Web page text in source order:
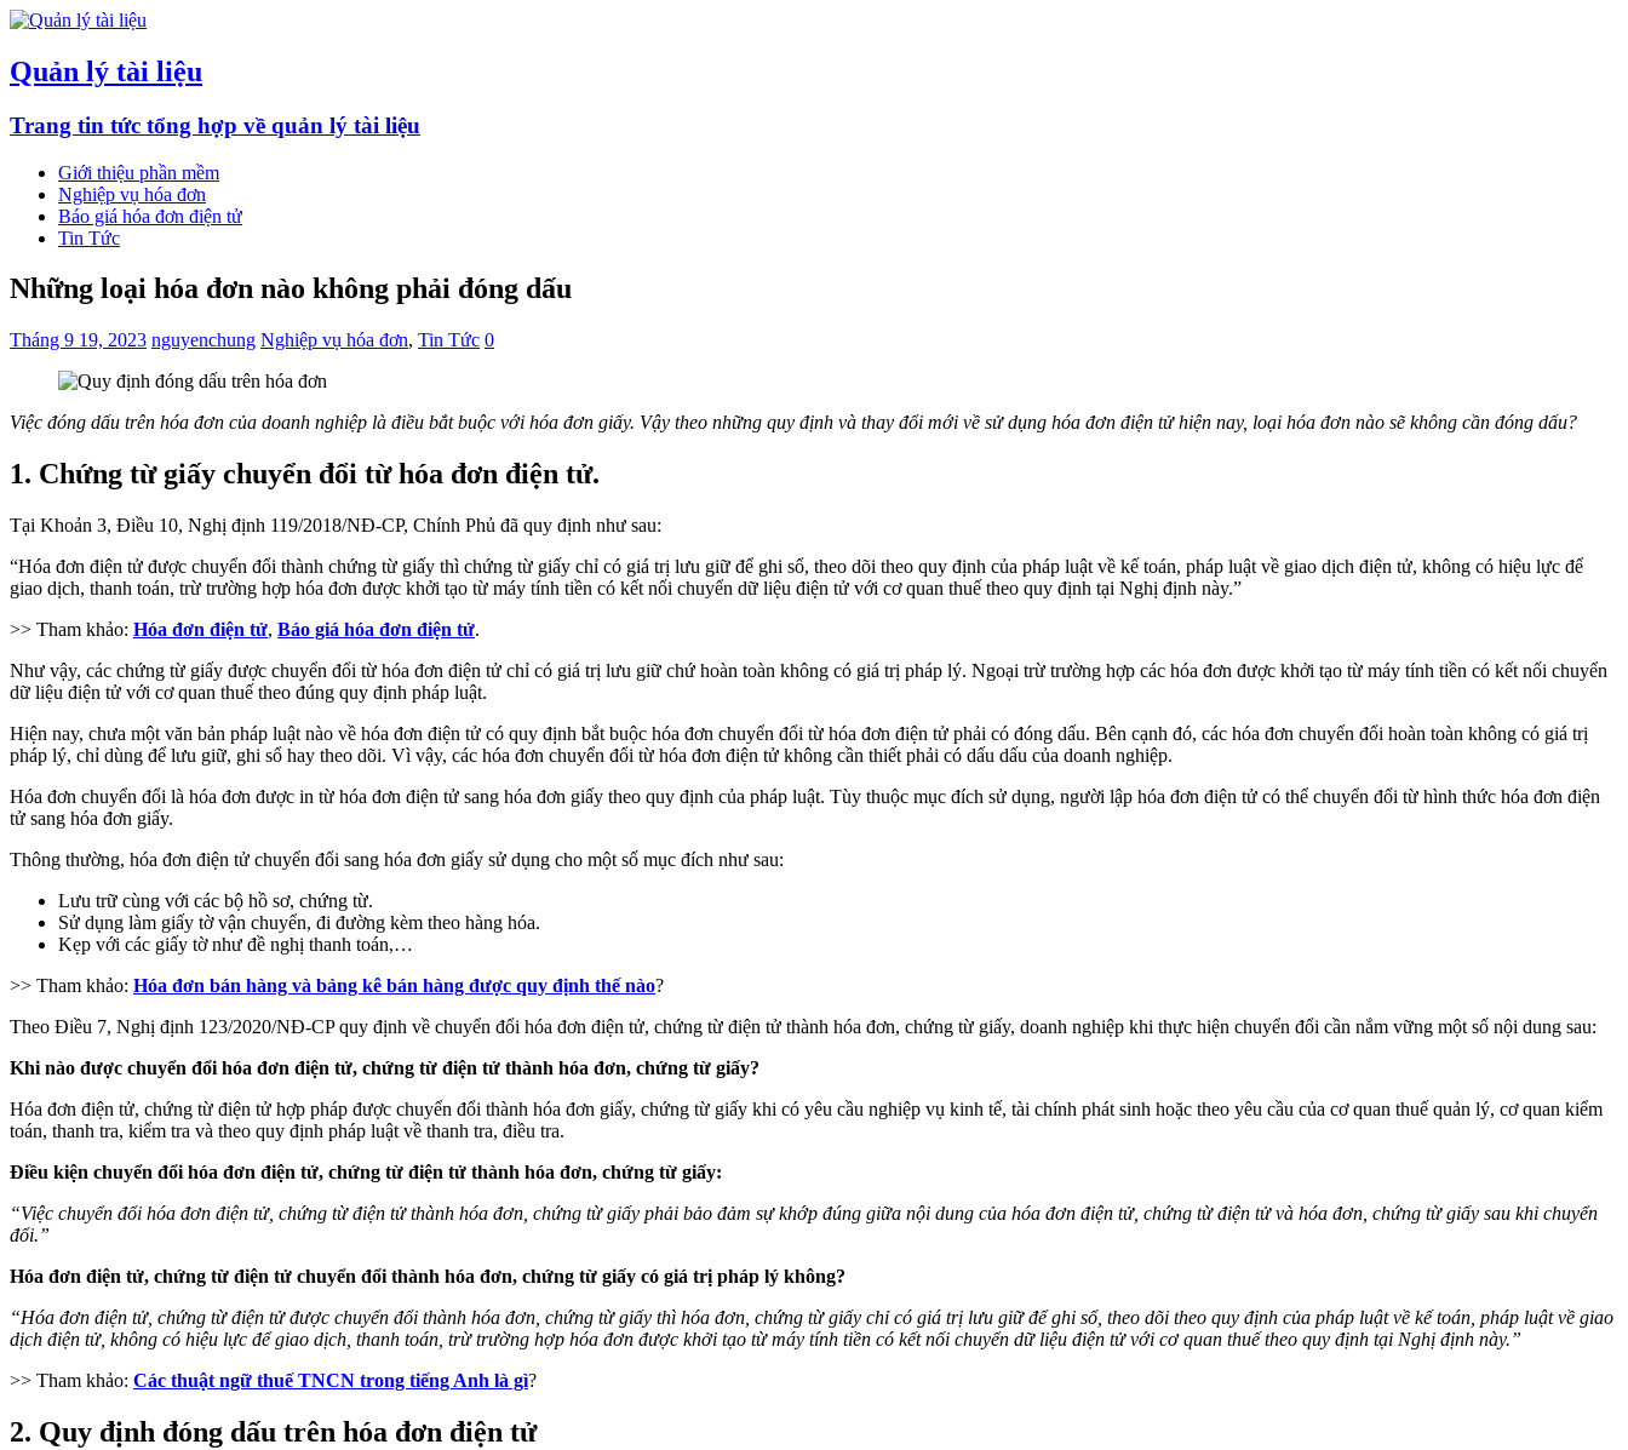
Quản lý tài liệu
Trang tin tức tổng hợp về quản lý tài liệu
Giới thiệu phần mềm
Nghiệp vụ hóa đơn
Báo giá hóa đơn điện tử
Tin Tức
Những loại hóa đơn nào không phải đóng dấu
Tháng 9 19, 2023 nguyenchung Nghiệp vụ hóa đơn, Tin Tức 0
Việc đóng dấu trên hóa đơn của doanh nghiệp là điều bắt buộc với hóa đơn giấy. Vậy theo những quy định và thay đổi mới về sử dụng hóa đơn điện tử hiện nay, loại hóa đơn nào sẽ không cần đóng dấu?
1. Chứng từ giấy chuyển đổi từ hóa đơn điện tử.
Tại Khoản 3, Điều 10, Nghị định 119/2018/NĐ-CP, Chính Phủ đã quy định như sau:
“Hóa đơn điện tử được chuyển đổi thành chứng từ giấy thì chứng từ giấy chỉ có giá trị lưu giữ để ghi sổ, theo dõi theo quy định của pháp luật về kế toán, pháp luật về giao dịch điện tử, không có hiệu lực để
giao dịch, thanh toán, trừ trường hợp hóa đơn được khởi tạo từ máy tính tiền có kết nối chuyển dữ liệu điện tử với cơ quan thuế theo quy định tại Nghị định này.”
>> Tham khảo: Hóa đơn điện tử, Báo giá hóa đơn điện tử.
Như vậy, các chứng từ giấy được chuyển đổi từ hóa đơn điện tử chỉ có giá trị lưu giữ chứ hoàn toàn không có giá trị pháp lý. Ngoại trừ trường hợp các hóa đơn được khởi tạo từ máy tính tiền có kết nối chuyển
dữ liệu điện tử với cơ quan thuế theo đúng quy định pháp luật.
Hiện nay, chưa một văn bản pháp luật nào về hóa đơn điện tử có quy định bắt buộc hóa đơn chuyển đổi từ hóa đơn điện tử phải có đóng dấu. Bên cạnh đó, các hóa đơn chuyển đổi hoàn toàn không có giá trị
pháp lý, chỉ dùng để lưu giữ, ghi sổ hay theo dõi. Vì vậy, các hóa đơn chuyển đổi từ hóa đơn điện tử không cần thiết phải có dấu dấu của doanh nghiệp.
Hóa đơn chuyển đổi là hóa đơn được in từ hóa đơn điện tử sang hóa đơn giấy theo quy định của pháp luật. Tùy thuộc mục đích sử dụng, người lập hóa đơn điện tử có thể chuyển đổi từ hình thức hóa đơn điện
tử sang hóa đơn giấy.
Thông thường, hóa đơn điện tử chuyển đổi sang hóa đơn giấy sử dụng cho một số mục đích như sau:
Lưu trữ cùng với các bộ hồ sơ, chứng từ.
Sử dụng làm giấy tờ vận chuyển, đi đường kèm theo hàng hóa.
Kẹp với các giấy tờ như đề nghị thanh toán,…
>> Tham khảo: Hóa đơn bán hàng và bảng kê bán hàng được quy định thế nào?
Theo Điều 7, Nghị định 123/2020/NĐ-CP quy định về chuyển đổi hóa đơn điện tử, chứng từ điện tử thành hóa đơn, chứng từ giấy, doanh nghiệp khi thực hiện chuyển đổi cần nắm vững một số nội dung sau:
Khi nào được chuyển đổi hóa đơn điện tử, chứng từ điện tử thành hóa đơn, chứng từ giấy?
Hóa đơn điện tử, chứng từ điện tử hợp pháp được chuyển đổi thành hóa đơn giấy, chứng từ giấy khi có yêu cầu nghiệp vụ kinh tế, tài chính phát sinh hoặc theo yêu cầu của cơ quan thuế quản lý, cơ quan kiểm
toán, thanh tra, kiểm tra và theo quy định pháp luật về thanh tra, điều tra.
Điều kiện chuyển đổi hóa đơn điện tử, chứng từ điện tử thành hóa đơn, chứng từ giấy:
“Việc chuyển đổi hóa đơn điện tử, chứng từ điện tử thành hóa đơn, chứng từ giấy phải bảo đảm sự khớp đúng giữa nội dung của hóa đơn điện tử, chứng từ điện tử và hóa đơn, chứng từ giấy sau khi chuyển
đổi.”
Hóa đơn điện tử, chứng từ điện tử chuyển đổi thành hóa đơn, chứng từ giấy có giá trị pháp lý không?
“Hóa đơn điện tử, chứng từ điện tử được chuyển đổi thành hóa đơn, chứng từ giấy thì hóa đơn, chứng từ giấy chỉ có giá trị lưu giữ để ghi sổ, theo dõi theo quy định của pháp luật về kế toán, pháp luật về giao
dịch điện tử, không có hiệu lực để giao dịch, thanh toán, trừ trường hợp hóa đơn được khởi tạo từ máy tính tiền có kết nối chuyển dữ liệu điện tử với cơ quan thuế theo quy định tại Nghị định này.”
>> Tham khảo: Các thuật ngữ thuế TNCN trong tiếng Anh là gì?
2. Quy định đóng dấu trên hóa đơn điện tử